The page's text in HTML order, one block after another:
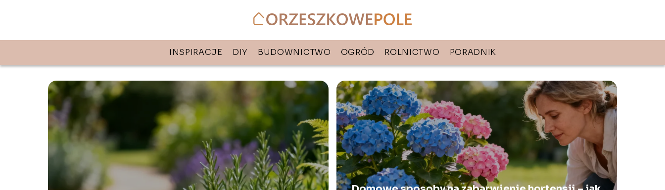
INSPIRACJE DIY BUDOWNICTWO OGRÓD ROLNICTWO PORADNIK